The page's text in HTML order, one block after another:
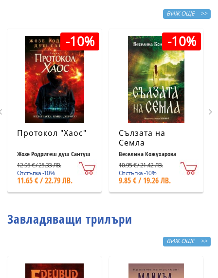
ВИЖ ОЩЕ >>
-10%
Протокол "Хаос"
Жозе Родригеш душ Сантуш
12.95 € / 25.33 ЛВ.
Отстъпка -10%
11.65 € / 22.79 ЛВ.
-10%
Сълзата на
Семла
Веселина Кожухарова
10.95 € / 21.42 ЛВ.
Отстъпка -10%
9.85 € / 19.26 ЛВ.
Завладяващи трилъри
ВИЖ ОЩЕ >>